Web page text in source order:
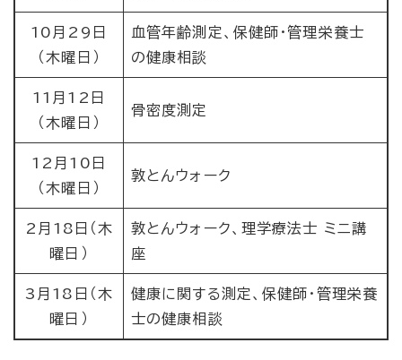
10月29日
（木曜日）
血管年齢測定、保健師・管理栄養士
の健康相談
11月12日
（木曜日）
骨密度測定
12月10日
（木曜日）
敦とんウォーク
2月18日（木
曜日）
敦とんウォーク、理学療法士 ミニ講
座
3月18日（木
曜日）
健康に関する測定、保健師・管理栄養
士の健康相談